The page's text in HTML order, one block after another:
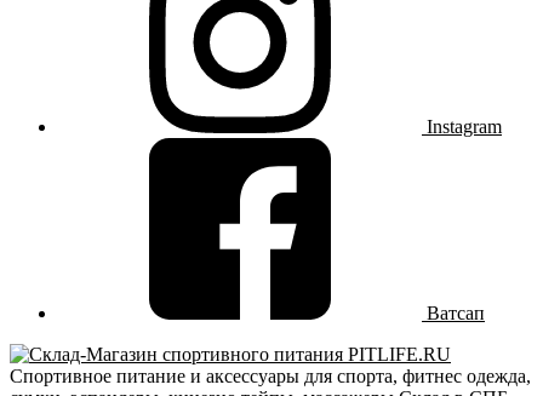
Instagram
Ватсап
Спортивное питание и аксессуары для спорта, фитнес одежда,